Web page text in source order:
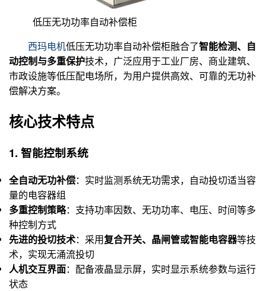
低压无功功率自动补偿柜
西玛电机低压无功功率自动补偿柜融合了智能检测、自
动控制与多重保护技术，广泛应用于工业厂房、商业建筑、
市政设施等低压配电场所，为用户提供高效、可靠的无功补
偿解决方案。
核心技术特点
1. 智能控制系统
全自动无功补偿：实时监测系统无功需求，自动投切适当容
量的电容器组
多重控制策略：支持功率因数、无功功率、电压、时间等多
种控制方式
先进的投切技术：采用复合开关、晶闸管或智能电容器等技
术，实现无涌流投切
人机交互界面：配备液晶显示屏，实时显示系统参数与运行
状态